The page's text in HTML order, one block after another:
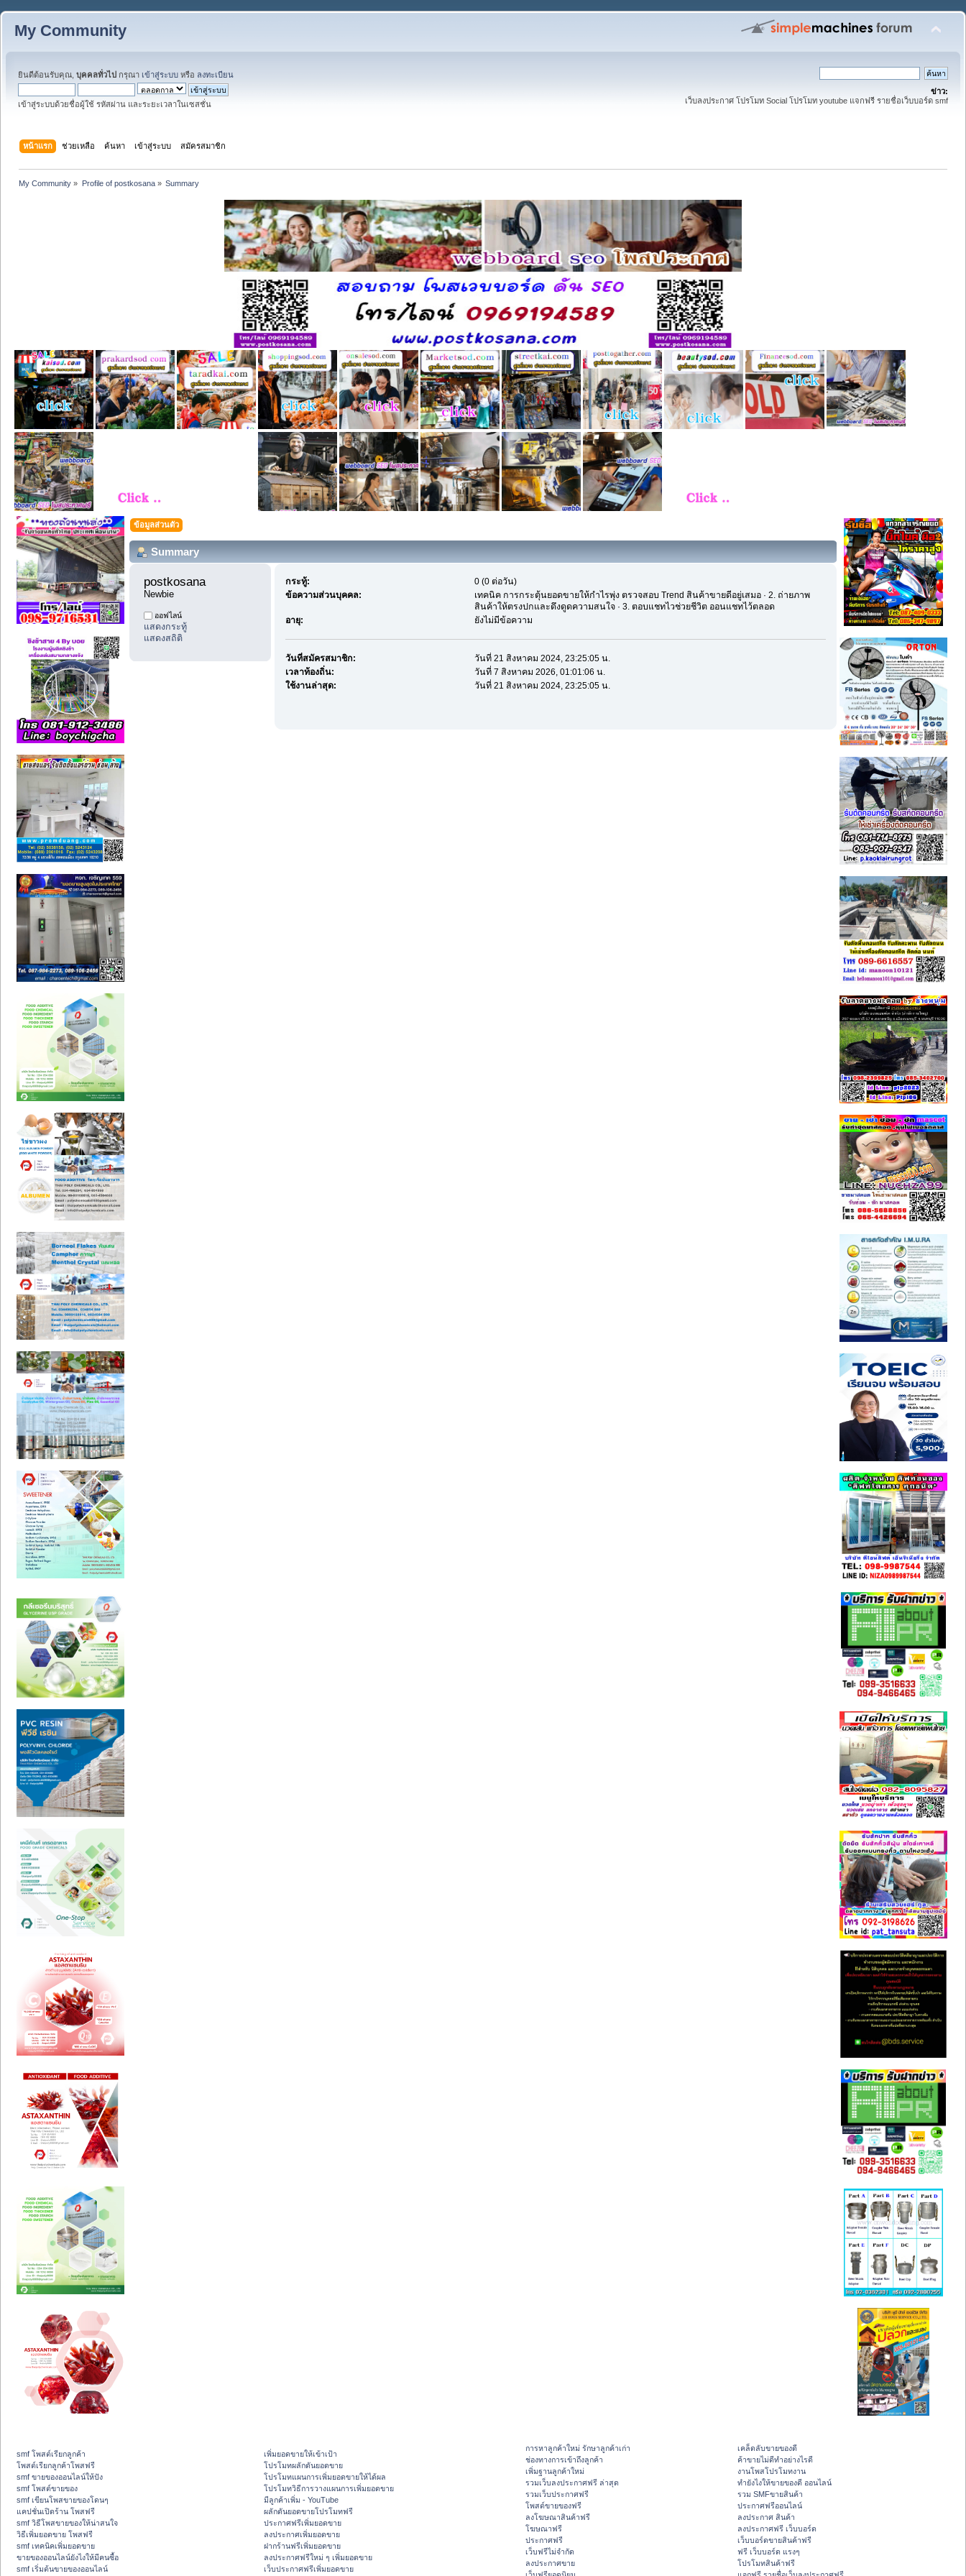
My Community
ยินดีต้อนรับคุณ, บุคคลทั่วไป กรุณา เข้าสู่ระบบ หรือ ลงทะเบียน
เข้าสู่ระบบด้วยชื่อผู้ใช้ รหัสผ่าน และระยะเวลาในเซสชั่น
ข่าว:
เว็บลงประกาศ โปรโมท Social โปรโมท youtube แจกฟรี รายชื่อเว็บบอร์ด smf
หน้าแรก ช่วยเหลือ ค้นหา เข้าสู่ระบบ สมัครสมาชิก
My Community » Profile of postkosana» Summary
ข้อมูลส่วนตัว
Summary
postkosana
Newbie
ออฟไลน์
แสดงกระทู้
แสดงสถิติ
กระทู้:
0 (0 ต่อวัน)
ข้อความส่วนบุคคล:
เทคนิค การกระตุ้นยอดขายให้กำไรพุ่ง ตรวจสอบ Trend สินค้าขายดีอยู่เสมอ · 2. ถ่ายภาพ
สินค้าให้ตรงปกและดึงดูดความสนใจ · 3. ตอบแชทไวช่วยชีวิต ออนแชทไว้ตลอด
อายุ:
ยังไม่มีข้อความ
วันที่สมัครสมาชิก:
วันที่ 21 สิงหาคม 2024, 23:25:05 น.
เวลาท้องถิ่น:
วันที่ 7 สิงหาคม 2026, 01:01:06 น.
ใช้งานล่าสุด:
วันที่ 21 สิงหาคม 2024, 23:25:05 น.
smf โพสต์เรียกลูกค้า
โพสต์เรียกลูกค้าโพสฟรี
smf ขายของออนไลน์ให้ปัง
smf โพสต์ขายของ
smf เขียนโพสขายของโดนๆ
แคปชั่นเปิดร้าน โพสฟรี
smf วิธีโพสขายของให้น่าสนใจ
วิธีเพิ่มยอดขาย โพสฟรี
smf เทคนิคเพิ่มยอดขาย
ขายของออนไลน์ยังไงให้มีคนซื้อ
smf เริ่มต้นขายของออนไลน์
เพิ่มยอดขายให้เข้าเป้า
โปรโมทผลักดันยอดขาย
โปรโมทแผนการเพิ่มยอดขายให้ได้ผล
โปรโมทวิธีการวางแผนการเพิ่มยอดขาย
มีลูกค้าเพิ่ม - YouTube
ผลักดันยอดขายโปรโมทฟรี
ประกาศฟรีเพิ่มยอดขาย
ลงประกาศเพิ่มยอดขาย
ฝากร้านฟรีเพิ่มยอดขาย
ลงประกาศฟรีใหม่ ๆ เพิ่มยอดขาย
เว็บประกาศฟรีเพิ่มยอดขาย
การหาลูกค้าใหม่ รักษาลูกค้าเก่า
ช่องทางการเข้าถึงลูกค้า
เพิ่มฐานลูกค้าใหม่
รวมเว็บลงประกาศฟรี ล่าสุด
รวมเว็บประกาศฟรี
โพสต์ขายของฟรี
ลงโฆษณาสินค้าฟรี
โฆษณาฟรี
ประกาศฟรี
เว็บฟรีไม่จำกัด
ลงประกาศขาย
เคล็ดลับขายของดี
ค้าขายไม่ดีทำอย่างไรดี
งานโพสโปรโมทงาน
ทํายังไงให้ขายของดี ออนไลน์
รวม SMFขายสินค้า
ประกาศฟรีออนไลน์
ลงประกาศ สินค้า
ลงประกาศฟรี เว็บบอร์ด
เว็บบอร์ดขายสินค้าฟรี
ฟรี เว็บบอร์ด แรงๆ
โปรโมทสินค้าฟรี